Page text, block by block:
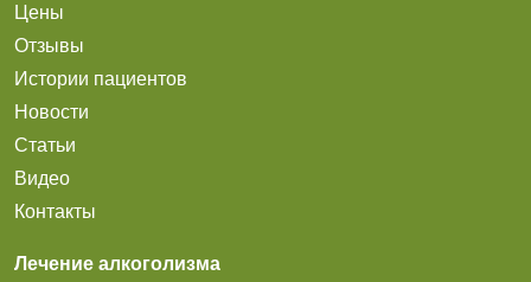
Цены
Отзывы
Истории пациентов
Новости
Статьи
Видео
Контакты
Лечение алкоголизма